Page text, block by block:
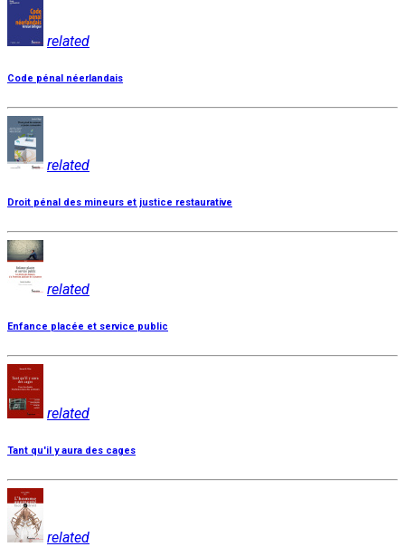
related
Code pénal néerlandais
related
Droit pénal des mineurs et justice restaurative
related
Enfance placée et service public
related
Tant qu'il y aura des cages
related